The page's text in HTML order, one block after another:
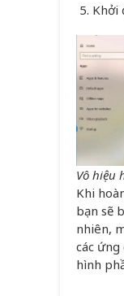
Khởi
Vô hiệu
Khi
bạn sẽ
nhiên,
các ứng
hình